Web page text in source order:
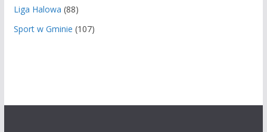
Liga Halowa (88)
Sport w Gminie (107)